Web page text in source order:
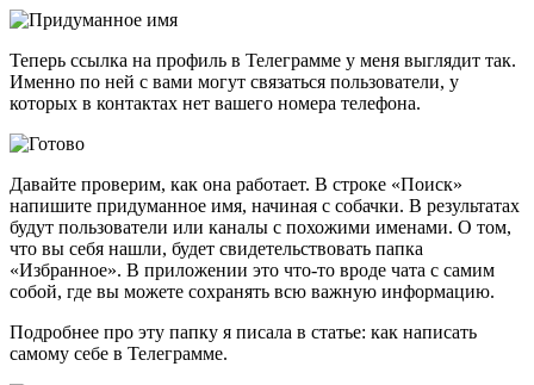
Теперь ссылка на профиль в Телеграмме у меня выглядит так.
Именно по ней с вами могут связаться пользователи, у
которых в контактах нет вашего номера телефона.
Давайте проверим, как она работает. В строке «Поиск»
напишите придуманное имя, начиная с собачки. В результатах
будут пользователи или каналы с похожими именами. О том,
что вы себя нашли, будет свидетельствовать папка
«Избранное». В приложении это что-то вроде чата с самим
собой, где вы можете сохранять всю важную информацию.
Подробнее про эту папку я писала в статье: как написать
самому себе в Телеграмме.